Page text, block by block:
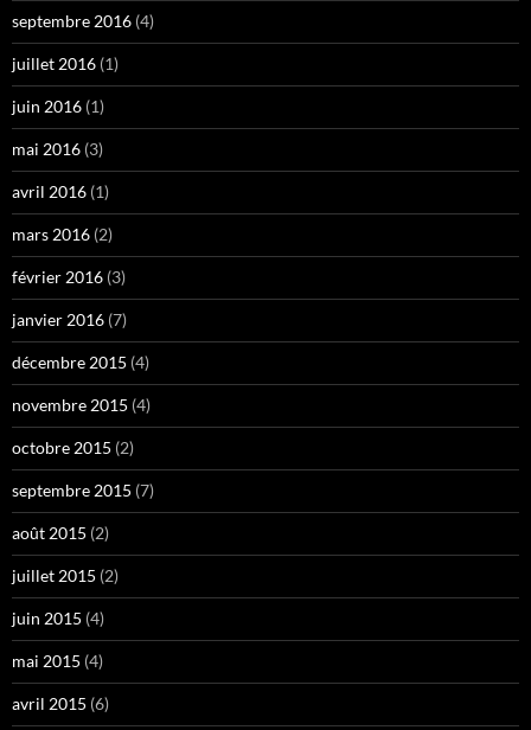
septembre 2016 (4)
juillet 2016 (1)
juin 2016 (1)
mai 2016 (3)
avril 2016 (1)
mars 2016 (2)
février 2016 (3)
janvier 2016 (7)
décembre 2015 (4)
novembre 2015 (4)
octobre 2015 (2)
septembre 2015 (7)
août 2015 (2)
juillet 2015 (2)
juin 2015 (4)
mai 2015 (4)
avril 2015 (6)